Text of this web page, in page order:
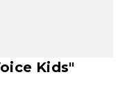
Kids"